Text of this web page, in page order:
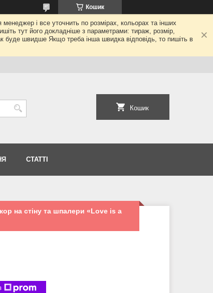
Кошик
і все уточнить по розмірах, кольорах та інших
тут його докладніше з параметрами: тираж, розмір,
буде швидше Якщо треба інша швидка відповідь, то пишіть в
Кошик
СТАТТІ
на стіну та шпалери «Love is a